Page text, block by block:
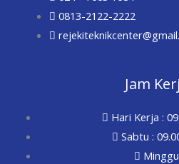
0813-2122-2222
Jam
Hari Kerja :
Sabtu :